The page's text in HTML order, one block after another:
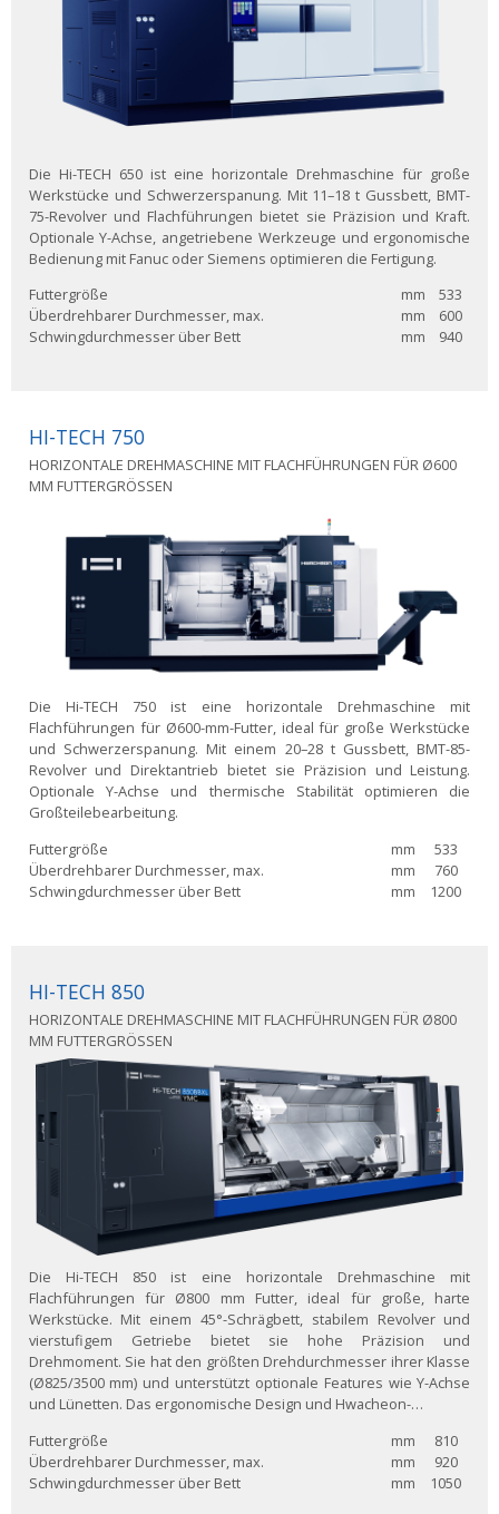
Die Hi-TECH 650 ist eine horizontale Drehmaschine für große
Werkstücke und Schwerzerspanung. Mit 11–18 t Gussbett, BMT-
75-Revolver und Flachführungen bietet sie Präzision und Kraft.
Optionale Y-Achse, angetriebene Werkzeuge und ergonomische
Bedienung mit Fanuc oder Siemens optimieren die Fertigung.
Futtergröße
mm
533
Überdrehbarer Durchmesser, max.
mm
600
Schwingdurchmesser über Bett
mm 940
HI-TECH 750
HORIZONTALE DREHMASCHINE MIT FLACHFÜHRUNGEN FÜR Ø600
MM FUTTERGRÖSSEN
Die Hi-TECH 750 ist eine horizontale Drehmaschine mit
Flachführungen für Ø600-mm-Futter, ideal für große Werkstücke
und Schwerzerspanung. Mit einem 20–28 t Gussbett, BMT-85-
Revolver und Direktantrieb bietet sie Präzision und Leistung.
Optionale Y-Achse und thermische Stabilität optimieren die
Großteilebearbeitung.
Futtergröße
mm
533
Überdrehbarer Durchmesser, max.
mm
760
Schwingdurchmesser über Bett
mm 1200
HI-TECH 850
HORIZONTALE DREHMASCHINE MIT FLACHFÜHRUNGEN FÜR Ø800
MM FUTTERGRÖSSEN
Die Hi-TECH 850 ist eine horizontale Drehmaschine mit
Flachführungen für Ø800 mm Futter, ideal für große, harte
Werkstücke. Mit einem 45°-Schrägbett, stabilem Revolver und
vierstufigem Getriebe bietet sie hohe Präzision und
Drehmoment. Sie hat den größten Drehdurchmesser ihrer Klasse
(Ø825/3500 mm) und unterstützt optionale Features wie Y-Achse
und Lünetten. Das ergonomische Design und Hwacheon-…
Futtergröße
mm
810
Überdrehbarer Durchmesser, max.
mm
920
Schwingdurchmesser über Bett
mm 1050